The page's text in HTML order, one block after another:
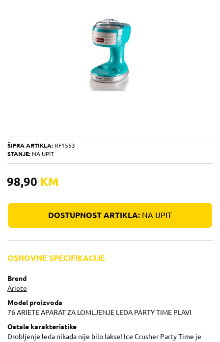
ŠIFRA ARTIKLA: RF1553
STANJE: NA UPIT
98,90 KM
DOSTUPNOST ARTIKLA: NA UPIT
OSNOVNE SPECIFIKACIJE
Brend
Ariete
Model proizvoda
76 ARIETE APARAT ZA LOMLJENJE LEDA PARTY TIME PLAVI
Ostale karakteristike
Drobljenje leda nikada nije bilo lakse! Ice Crusher Party Time je